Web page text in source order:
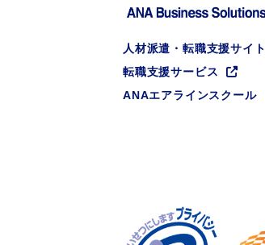
人材派遣・転職支援サイト
転職支援サービス
ANAエアラインスクール